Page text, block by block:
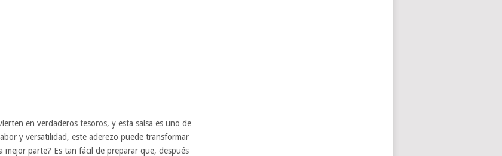
en verdaderos tesoros, y esta salsa es uno de
y versatilidad, este aderezo puede transformar
mejor parte? Es tan fácil de preparar que, después